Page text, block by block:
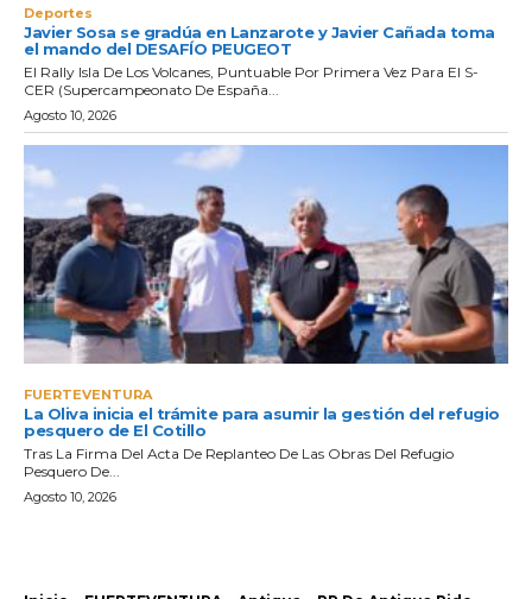
Deportes
Javier Sosa se gradúa en Lanzarote y Javier Cañada toma
el mando del DESAFÍO PEUGEOT
El Rally Isla De Los Volcanes, Puntuable Por Primera Vez Para El S-
CER (Supercampeonato De España...
Agosto 10, 2026
FUERTEVENTURA
La Oliva inicia el trámite para asumir la gestión del refugio
pesquero de El Cotillo
Tras La Firma Del Acta De Replanteo De Las Obras Del Refugio
Pesquero De...
Agosto 10, 2026